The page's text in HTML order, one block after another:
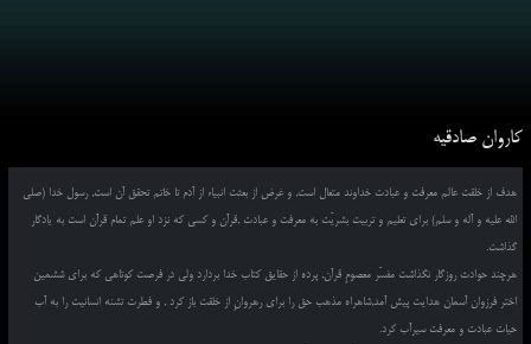
کاروان صادقیه
هدف از خلقت عالم معرفت و عبادت خداوند متعال است, و غرض از بعثت انبیاء از آدم تا خاتم تحقق آن است, رسول خدا (صلی
الله علیه و آله و سلم) برای تعلیم و تربیت بشریّت به معرفت و عبادت ,قرآن و کسی که نزد او علم تمام قرآن است به یادگار
گذاشت.
هرچند حوادث روزگار نگذاشت مفسّر معصومِ قرآن, پرده از حقایق کتاب خدا بردارد ولی در فرصت کوتاهی که برای ششمین
اختر فرزوان آسمان هدایت پیش آمد,شاهراه مذهب حق را برای رهروانِ از خلقت باز کرد , و فطرت تشنه انسانیت را به آب
حیات عبادت و معرفت سیرآب کرد.